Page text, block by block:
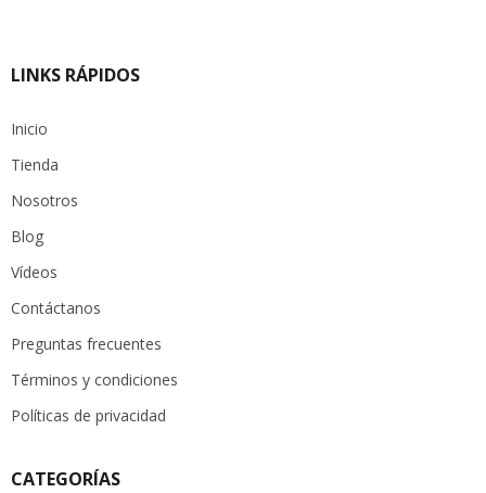
LINKS RÁPIDOS
Inicio
Tienda
Nosotros
Blog
Vídeos
Contáctanos
Preguntas frecuentes
Términos y condiciones
Políticas de privacidad
CATEGORÍAS